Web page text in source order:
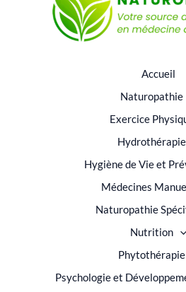
Accueil
Naturopathie
Exercice
Hydrothérapie
Hygiène de Vie et
Médecines
Naturopathie
Nutrition
Phytothérapie
Psychologie et